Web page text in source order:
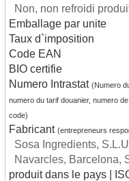
Non, non refroidi
Emballage par unite
Taux d`imposition
Code EAN
BIO certifie
Numero Intrastat (Numero
numero du tarif douanier, numero
code)
Fabricant (entrepreneurs
Sosa Ingredients,
Navarcles, Barcelona,
produit dans le pays |